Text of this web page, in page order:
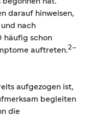
darauf hinweisen,
nach
häufig schon
auftreten.2–
aufgezogen ist,
begleiten
die